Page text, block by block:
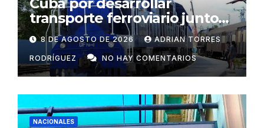
transporte ferroviario junto
con Rusia
8 DE AGOSTO DE 2026 ADRIAN TORRES
RODRÍGUEZ NO HAY COMENTARIOS
NACIONALES